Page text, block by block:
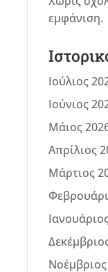
εμφάνιση.
Ιούλιος
Ιούνιος
Μάιος
Απρίλιος
Μάρτιος